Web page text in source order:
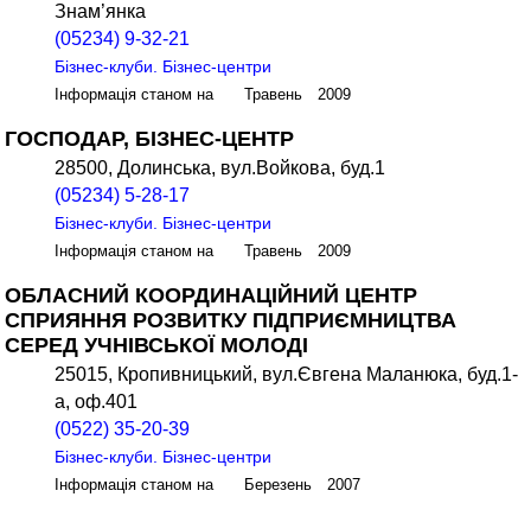
Знам’янка
(05234) 9-32-21
Бізнес-клуби. Бізнес-центри
Інформація станом на Травень 2009
ГОСПОДАР, БІЗНЕС-ЦЕНТР
28500, Долинська, вул.Войкова, буд.1
(05234) 5-28-17
Бізнес-клуби. Бізнес-центри
Інформація станом на Травень 2009
ОБЛАСНИЙ КООРДИНАЦІЙНИЙ ЦЕНТР
СПРИЯННЯ РОЗВИТКУ ПІДПРИЄМНИЦТВА
СЕРЕД УЧНІВСЬКОЇ МОЛОДІ
25015, Кропивницький, вул.Євгена Маланюка, буд.1-
а, оф.401
(0522) 35-20-39
Бізнес-клуби. Бізнес-центри
Інформація станом на Березень 2007